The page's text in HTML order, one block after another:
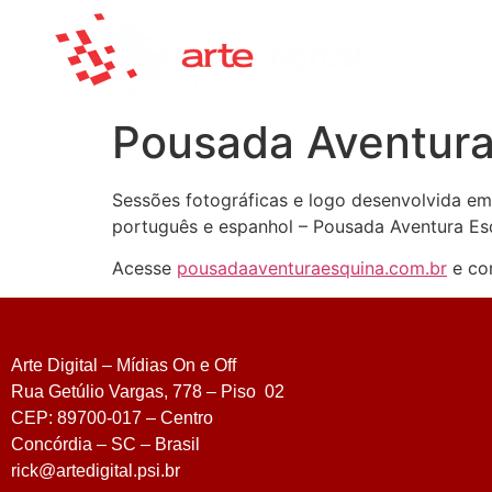
Pousada
Sessões fotográficas e logo desenvolvida
português e espanhol – Pousada Aventura
Acesse pousadaaventuraesquina.com.br e
Arte Digital – Mídias On e Off
Rua Getúlio Vargas, 778 – Piso 02
CEP: 89700-017 – Centro
Concórdia – SC – Brasil
rick@artedigital.psi.br